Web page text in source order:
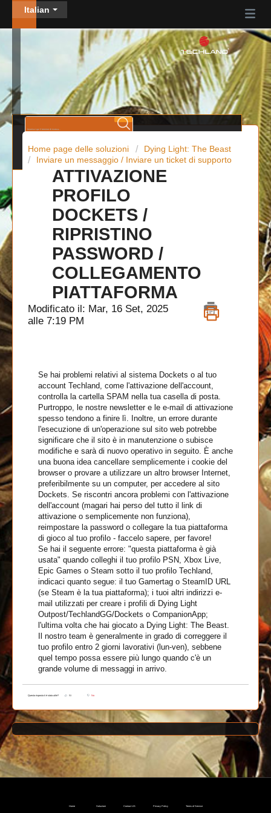
Italian
Home page delle soluzioni
Dying Light: The Beast
Inviare un messaggio / Inviare un ticket di supporto
ATTIVAZIONE
PROFILO
DOCKETS /
RIPRISTINO
PASSWORD /
COLLEGAMENTO
PIATTAFORMA
Modificato il: Mar, 16 Set, 2025
alle 7:19 PM
Se hai problemi relativi al sistema Dockets o al tuo
account Techland, come l'attivazione dell'account,
controlla la cartella SPAM nella tua casella di posta.
Purtroppo, le nostre newsletter e le e-mail di attivazione
spesso tendono a finire lì. Inoltre, un errore durante
l'esecuzione di un'operazione sul sito web potrebbe
significare che il sito è in manutenzione o subisce
modifiche e sarà di nuovo operativo in seguito. È anche
una buona idea cancellare semplicemente i cookie del
browser o provare a utilizzare un altro browser Internet,
preferibilmente su un computer, per accedere al sito
Dockets. Se riscontri ancora problemi con l'attivazione
dell'account (magari hai perso del tutto il link di
attivazione o semplicemente non funziona),
reimpostare la password o collegare la tua piattaforma
di gioco al tuo profilo - faccelo sapere, per favore!
Se hai il seguente errore: "questa piattaforma è già
usata" quando colleghi il tuo profilo PSN, Xbox Live,
Epic Games o Steam sotto il tuo profilo Techland,
indicaci quanto segue: il tuo Gamertag o SteamID URL
(se Steam è la tua piattaforma); i tuoi altri indirizzi e-
mail utilizzati per creare i profili di Dying Light
Outpost/TechlandGG/Dockets o CompanionApp;
l'ultima volta che hai giocato a Dying Light: The Beast.
Il nostro team è generalmente in grado di correggere il
tuo profilo entro 2 giorni lavorativi (lun-ven), sebbene
quel tempo possa essere più lungo quando c'è un
grande volume di messaggi in arrivo.
Questa risposta ti è stata utile? Sì No
Home Soluzioni Contact US Privacy Policy Terms of Service